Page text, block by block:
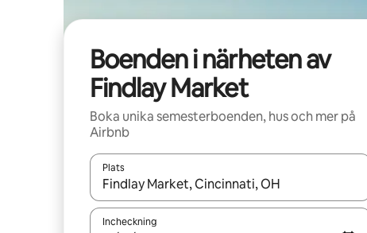
Boenden i närheten av
Findlay Market
Boka unika semesterboenden, hus och mer på
Airbnb
Plats
När resultaten är tillgängliga kan du navigera
Incheckning